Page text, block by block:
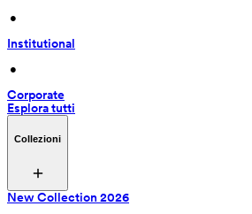
•
Institutional
•
Corporate
Esplora tutti
Collezioni
New Collection 2026